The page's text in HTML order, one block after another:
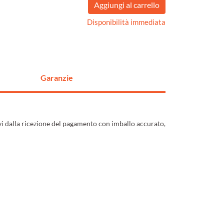
Disponibilità immediata
Garanzie
ricezione del pagamento con imballo accurato,